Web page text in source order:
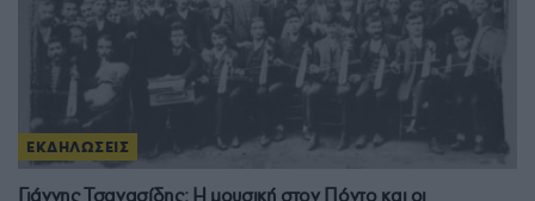
ΕΚΔΗΛΩΣΕΙΣ
Γιάννης Τσανασίδης: Η μουσική στον Πόντο και οι